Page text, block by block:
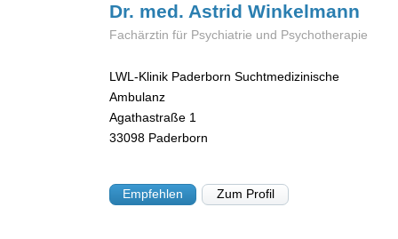
Dr. med. AstridWinkelmann
Fachärztin für Psychiatrie und Psychotherapie
LWL-Klinik Paderborn Suchtmedizinische
Ambulanz
Agathastraße 1
33098 Paderborn
Empfehlen Zum Profil